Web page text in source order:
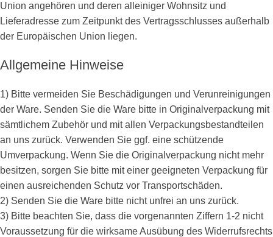
Union angehören und deren alleiniger Wohnsitz und
Lieferadresse zum Zeitpunkt des Vertragsschlusses außerhalb
der Europäischen Union liegen.
Allgemeine Hinweise
1) Bitte vermeiden Sie Beschädigungen und Verunreinigungen
der Ware. Senden Sie die Ware bitte in Originalverpackung mit
sämtlichem Zubehör und mit allen Verpackungsbestandteilen
an uns zurück. Verwenden Sie ggf. eine schützende
Umverpackung. Wenn Sie die Originalverpackung nicht mehr
besitzen, sorgen Sie bitte mit einer geeigneten Verpackung für
einen ausreichenden Schutz vor Transportschäden.
2) Senden Sie die Ware bitte nicht unfrei an uns zurück.
3) Bitte beachten Sie, dass die vorgenannten Ziffern 1-2 nicht
Voraussetzung für die wirksame Ausübung des Widerrufsrechts